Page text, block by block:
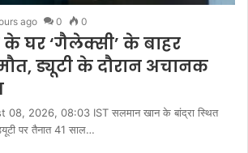
ago 0 0
घर ‘गैलेक्सी’ के बाहर
ड्यूटी के दौरान अचानक
2026, 08:03 IST सलमान खान के बांद्रा स्थित
पर तैनात 41 साल…